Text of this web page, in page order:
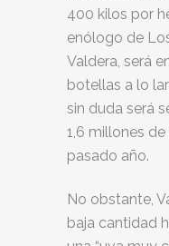
400 kilos por
enólogo de
Valdera, será
botellas a lo
sin duda será
1,6 millones
pasado año.
No obstante,
baja cantidad